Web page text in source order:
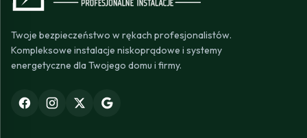
Twoje bezpieczeństwo w rękach profesjonalistów.
Kompleksowe instalacje niskoprądowe i systemy
energetyczne dla Twojego domu i firmy.